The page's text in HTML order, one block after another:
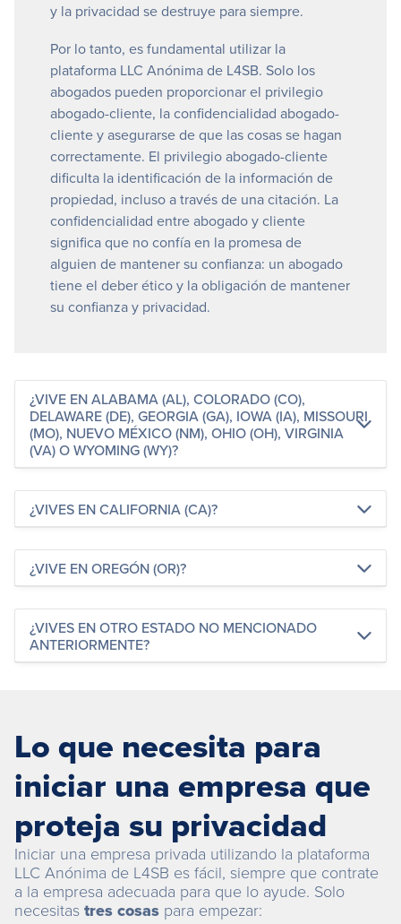
y la privacidad se destruye para siempre.
Por lo tanto, es fundamental utilizar la
plataforma LLC Anónima de L4SB. Solo los
abogados pueden proporcionar el privilegio
abogado-cliente, la confidencialidad abogado-
cliente y asegurarse de que las cosas se hagan
correctamente. El privilegio abogado-cliente
dificulta la identificación de la información de
propiedad, incluso a través de una citación. La
confidencialidad entre abogado y cliente
significa que no confía en la promesa de
alguien de mantener su confianza: un abogado
tiene el deber ético y la obligación de mantener
su confianza y privacidad.
¿VIVE EN ALABAMA (AL), COLORADO (CO),
DELAWARE (DE), GEORGIA (GA), IOWA (IA), MISSOURI
(MO), NUEVO MÉXICO (NM), OHIO (OH), VIRGINIA
(VA) O WYOMING (WY)?
¿VIVES EN CALIFORNIA (CA)?
¿VIVE EN OREGÓN (OR)?
¿VIVES EN OTRO ESTADO NO MENCIONADO
ANTERIORMENTE?
Lo que necesita para
iniciar una empresa que
proteja su privacidad
Iniciar una empresa privada utilizando la plataforma
LLC Anónima de L4SB es fácil, siempre que contrate
a la empresa adecuada para que lo ayude. Solo
necesitas tres cosas para empezar: